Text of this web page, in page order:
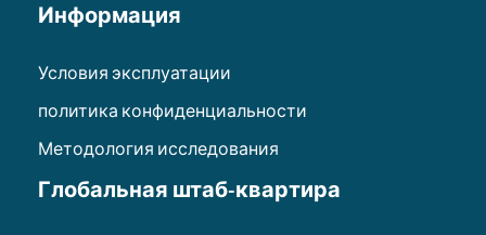
Информация
Условия эксплуатации
политика конфиденциальности
Методология исследования
Глобальная штаб-квартира